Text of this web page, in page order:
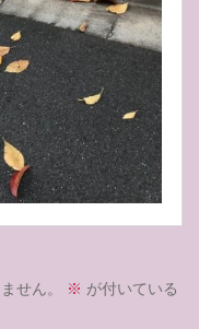
せん。
※ が付いている